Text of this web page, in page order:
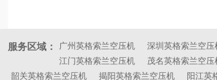
服务区域： 广州英格索兰空压机 深圳英格索兰空压
江门英格索兰空压机
茂名英格索兰空压
韶关英格索兰空压机
揭阳英格索兰空压机 阳江英